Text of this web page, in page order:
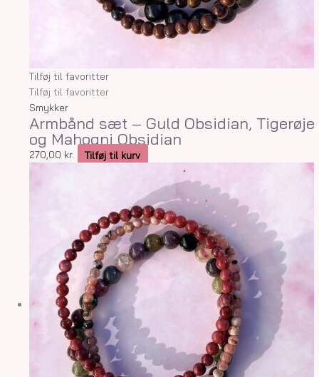
Tilføj til favoritter
Tilføj til favoritter
Smykker
Armbånd sæt – Guld Obsidian, Tigerøje
og Mahogni Obsidian
270,00 kr. Tilføj til kurv